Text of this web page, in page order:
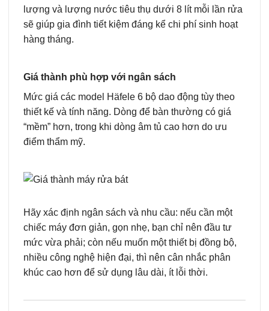
lượng và lượng nước tiêu thụ dưới 8 lít mỗi lần rửa
sẽ giúp gia đình tiết kiệm đáng kể chi phí sinh hoạt
hàng tháng.
Giá thành phù hợp với ngân sách
Mức giá các model Häfele 6 bộ dao động tùy theo
thiết kế và tính năng. Dòng để bàn thường có giá
“mềm” hơn, trong khi dòng âm tủ cao hơn do ưu
điểm thẩm mỹ.
Hãy xác định ngân sách và nhu cầu: nếu cần một
chiếc máy đơn giản, gọn nhẹ, bạn chỉ nên đầu tư
mức vừa phải; còn nếu muốn một thiết bị đồng bộ,
nhiều công nghệ hiện đại, thì nên cân nhắc phân
khúc cao hơn để sử dụng lâu dài, ít lỗi thời.